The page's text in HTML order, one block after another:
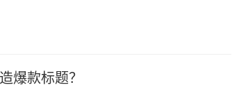
爆款标题？